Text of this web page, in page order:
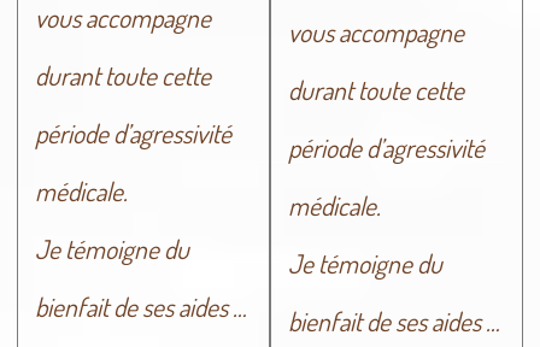
vous accompagne
durant toute cette
période d’agressivité
médicale.
Je témoigne du
bienfait de ses aides …
vous accompagne
durant toute cette
période d’agressivité
médicale.
Je témoigne du
bienfait de ses aides …